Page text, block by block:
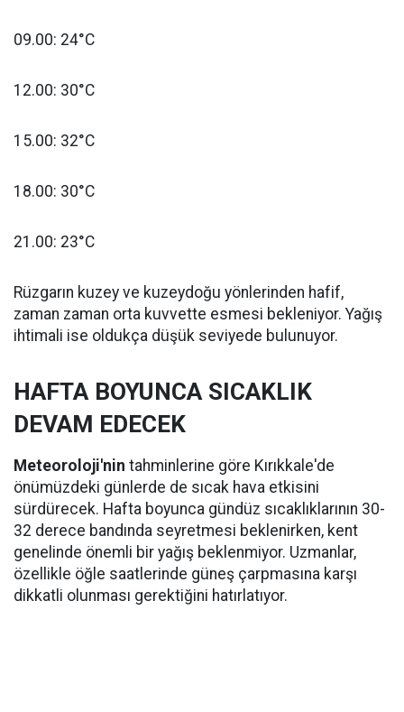
09.00: 24°C
12.00: 30°C
15.00: 32°C
18.00: 30°C
21.00: 23°C
Rüzgarın kuzey ve kuzeydoğu yönlerinden hafif,
zaman zaman orta kuvvette esmesi bekleniyor. Yağış
ihtimali ise oldukça düşük seviyede bulunuyor.
HAFTA BOYUNCA SICAKLIK
DEVAM EDECEK
Meteoroloji'nin tahminlerine göre Kırıkkale'de
önümüzdeki günlerde de sıcak hava etkisini
sürdürecek. Hafta boyunca gündüz sıcaklıklarının 30-
32 derece bandında seyretmesi beklenirken, kent
genelinde önemli bir yağış beklenmiyor. Uzmanlar,
özellikle öğle saatlerinde güneş çarpmasına karşı
dikkatli olunması gerektiğini hatırlatıyor.